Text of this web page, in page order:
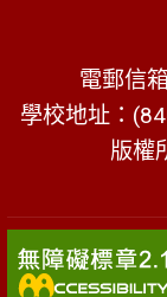
電郵信
學校地址：
版權